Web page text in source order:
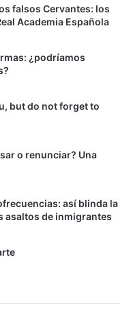
falsos Cervantes: los
Academia Española
¿podríamos
but do not forget to
o renunciar? Una
así blinda la
asaltos de inmigrantes